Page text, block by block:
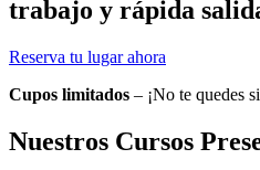
trabajo y rápida
Reserva tu lugar ahora
Cupos limitados – ¡No te quedes
Nuestros Cursos